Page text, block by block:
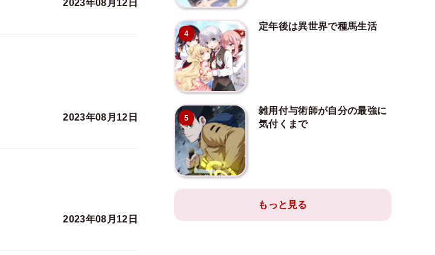
2023年08月12日
2023年08月12日
2023年08月12日
4
定年後は異世界で種馬生活
5
雑用付与術師が自分の最強に
気付くまで
もっと見る